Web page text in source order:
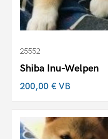
25552
Shiba Inu-Welpen
200,00 €VB